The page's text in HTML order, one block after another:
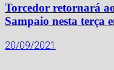
Torcedor retornará
Sampaio nesta terça
20/09/2021